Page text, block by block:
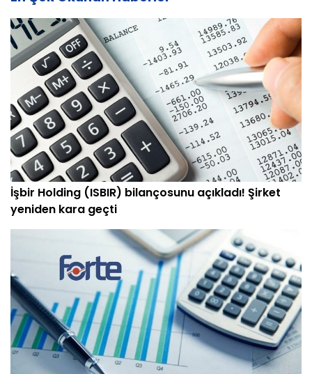
İşbir Holding (ISBIR) bilançosunu açıkladı! Şirket
yeniden kara geçti